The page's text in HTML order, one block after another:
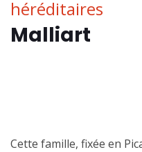
Malliart
Cette famille, fixée en